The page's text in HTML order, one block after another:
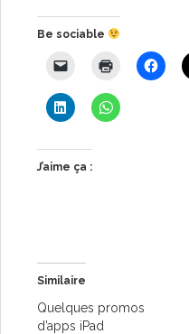
Be sociable
J’aime ça :
Similaire
Quelques promos
d’apps iPad